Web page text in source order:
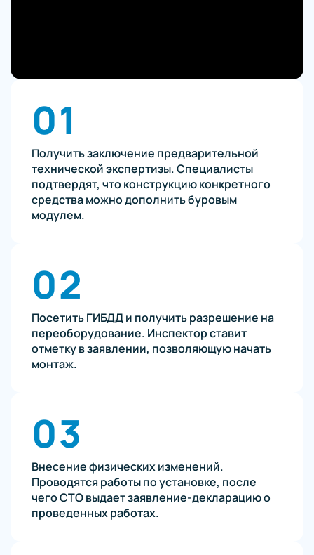
01
Получить заключение предварительной
технической экспертизы. Специалисты
подтвердят, что конструкцию конкретного
средства можно дополнить буровым
модулем.
02
Посетить ГИБДД и получить разрешение на
переоборудование. Инспектор ставит
отметку в заявлении, позволяющую начать
монтаж.
03
Внесение физических изменений.
Проводятся работы по установке, после
чего СТО выдает заявление-декларацию о
проведенных работах.